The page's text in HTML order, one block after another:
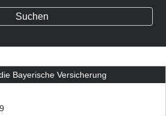
Bayerische Versicherung